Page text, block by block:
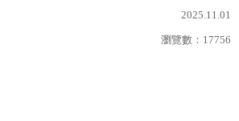
2025.11.01
瀏覽數： 17756